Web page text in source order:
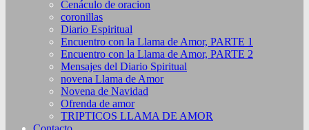
Cenáculo de oracion
coronillas
Diario Espiritual
Encuentro con la Llama de Amor, PARTE 1
Encuentro con la Llama de Amor, PARTE 2
Mensajes del Diario Spiritual
novena Llama de Amor
Novena de Navidad
Ofrenda de amor
TRIPTICOS LLAMA DE AMOR